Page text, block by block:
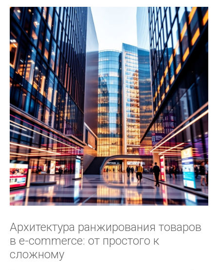
Архитектура ранжирования товаров
в e-commerce: от простого к
сложному